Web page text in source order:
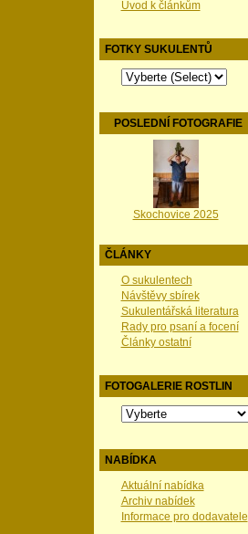
Úvod k článkům
FOTKY SUKULENTŮ
POSLEDNÍ FOTOGRAFIE
Skochovice 2025
ČLÁNKY
O sukulentech
Návštěvy sbírek
Sukulentářská literatura
Rady pro psaní a focení
Články ostatní
FOTOGALERIE ROSTLIN
NABÍDKA
Aktuální nabídka
Archiv nabídek
Informace pro dodavatele